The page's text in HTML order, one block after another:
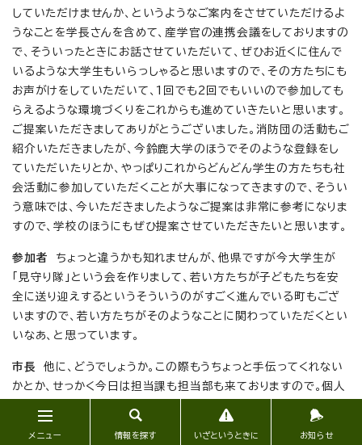
していただけませんか、というようなご案内をさせていただけるよ
うなことを学長さんを含めて、産学官の連携会議をしておりますの
で、そういったときにお話させていただいて、ぜひお近くに住んで
いるような大学生もいらっしゃると思いますので、その方たちにも
お声がけをしていただいて、1回でも2回でもいいので参加しても
らえるような環境づくりをこれからも進めていきたいと思います。
ご提案いただきましてありがとうございました。消防団の活動もご
紹介いただきましたが、今鈴鹿大学のほうでそのような登録をし
ていただいたりとか、やっぱりこれからどんどん学生の方たちも社
会活動に参加していただくことが大事になってきますので、そうい
う意味では、今いただきましたようなご提案は非常に参考になりま
すので、学校のほうにもぜひ提案させていただきたいと思います。
参加者
ちょっと違うかも知れませんが、他県ですが今大学生が
「見守り隊」という会を作りまして、若い方たちが子どもたちを安
全に送り迎えするというそういうのがすごく進んでいる町もござ
いますので、若い方たちがそのようなことに関わっていただくとい
いなあ、と思っています。
市長
他に、どうでしょうか。この際もうちょっと手伝ってくれない
かとか、せっかく今日は担当課も担当部も来ておりますので。個人
けると活動しやすくなるとかございましたら、ぜひ。
メニュー 情報を探す いざというときに お知らせ